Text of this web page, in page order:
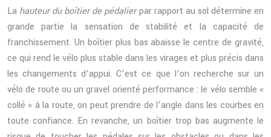
La hauteur du boîtier de pédalierpar rapport au sol détermine en
grande partie la sensation de stabilité et la capacité de
franchissement. Un boîtier plus bas abaisse le centre de gravité,
ce qui rend le vélo plus stable dans les virages et plus précis dans
les changements d’appui. C’est ce que l’on recherche sur un
vélo de route ou un gravel orienté performance : le vélo semble «
collé » à la route, on peut prendre de l’angle dans les courbes en
toute confiance. En revanche, un boîtier trop bas augmente le